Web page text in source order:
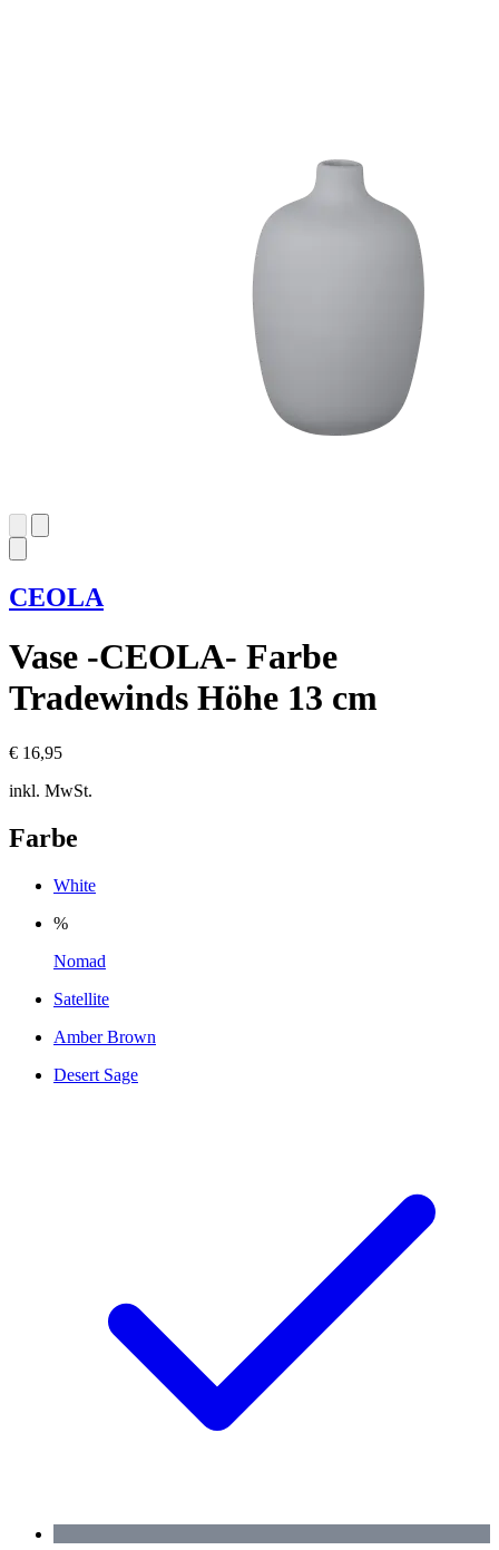
CEOLA
Vase -CEOLA- Farbe
Tradewinds Höhe 13 cm
€ 16,95
inkl. MwSt.
Farbe
White
%
Nomad
Satellite
Amber Brown
Desert Sage